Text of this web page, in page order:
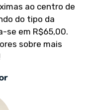
ao centro de
do tipo da
se em R$65,00.
sobre mais